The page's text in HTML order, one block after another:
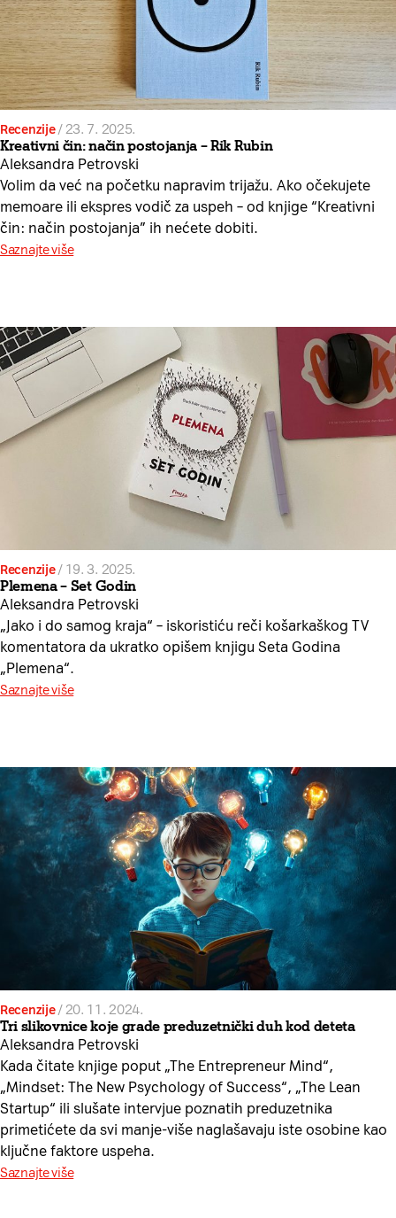
Recenzije/23. 7. 2025.
Kreativni čin: način postojanja – Rik Rubin
Aleksandra Petrovski
Volim da već na početku napravim trijažu. Ako očekujete
memoare ili ekspres vodič za uspeh – od knjige “Kreativni
čin: način postojanja” ih nećete dobiti.
Saznajte više
Recenzije/ 19. 3. 2025.
Plemena – Set Godin
Aleksandra Petrovski
„Jako i do samog kraja“ – iskoristiću reči košarkaškog TV
komentatora da ukratko opišem knjigu Seta Godina
„Plemena“.
Saznajte više
Recenzije/20. 11. 2024.
Tri slikovnice koje grade preduzetnički duh kod deteta
Aleksandra Petrovski
Kada čitate knjige poput „The Entrepreneur Mind“,
„Mindset: The New Psychology of Success“, „The Lean
Startup“ ili slušate intervjue poznatih preduzetnika
primetićete da svi manje-više naglašavaju iste osobine kao
ključne faktore uspeha.
Saznajte više